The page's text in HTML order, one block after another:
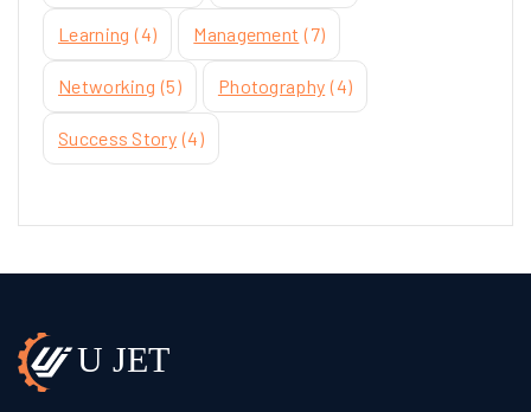
Learning (4) Management (7)
Networking (5) Photography (4)
Success Story (4)